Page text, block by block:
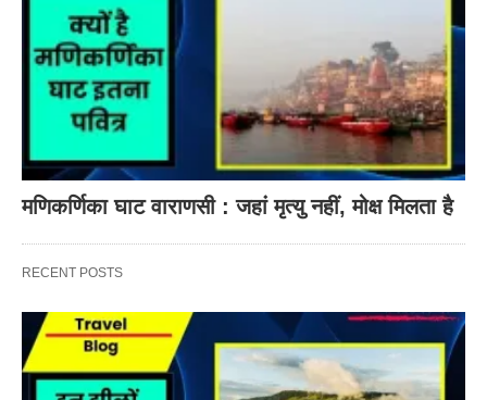
मणिकर्णिका घाट वाराणसी : जहां मृत्यु नहीं, मोक्ष मिलता है
RECENT POSTS